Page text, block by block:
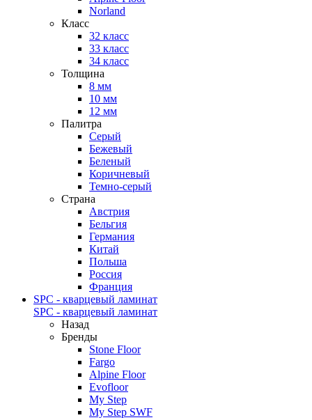
Norland
Класс
32 класс
33 класс
34 класс
Толщина
8 мм
10 мм
12 мм
Палитра
Серый
Бежевый
Беленый
Коричневый
Темно-серый
Страна
Австрия
Бельгия
Германия
Китай
Польша
Россия
Франция
SPC - кварцевый ламинат
SPC - кварцевый ламинат
Назад
Бренды
Stone Floor
Fargo
Alpine Floor
Evofloor
My Step
My Step SWF